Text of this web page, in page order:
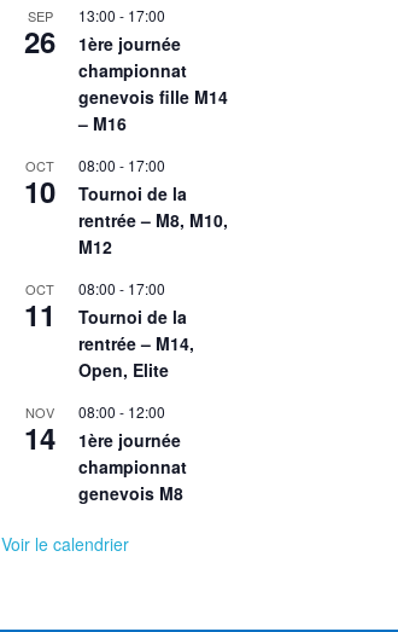
SEP
26
13:00 - 17:00
1ère journée
championnat
genevois fille M14
– M16
OCT
10
08:00 - 17:00
Tournoi de la
rentrée – M8, M10,
M12
OCT
11
08:00 - 17:00
Tournoi de la
rentrée – M14,
Open, Elite
NOV
14
08:00 - 12:00
1ère journée
championnat
genevois M8
Voir le calendrier